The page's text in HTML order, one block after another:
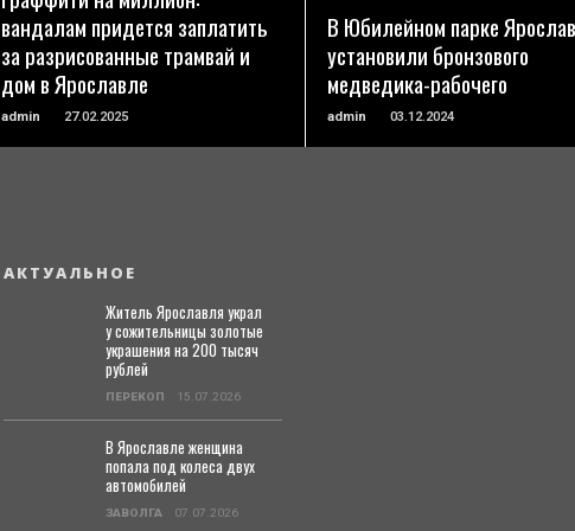
вандалам придется заплатить
за разрисованные трамвай и
дом в Ярославле
admin 27.02.2025
В Юбилейном парке
установили бронзового
медведика-рабочего
admin 03.12.2024
АКТУАЛЬНОЕ
Житель Ярославля украл
у сожительницы золотые
украшения на 200 тысяч
рублей
ПЕРЕКОП 15.07.2026
В Ярославле женщина
попала под колеса двух
автомобилей
ЗАВОЛГА 07.07.2026